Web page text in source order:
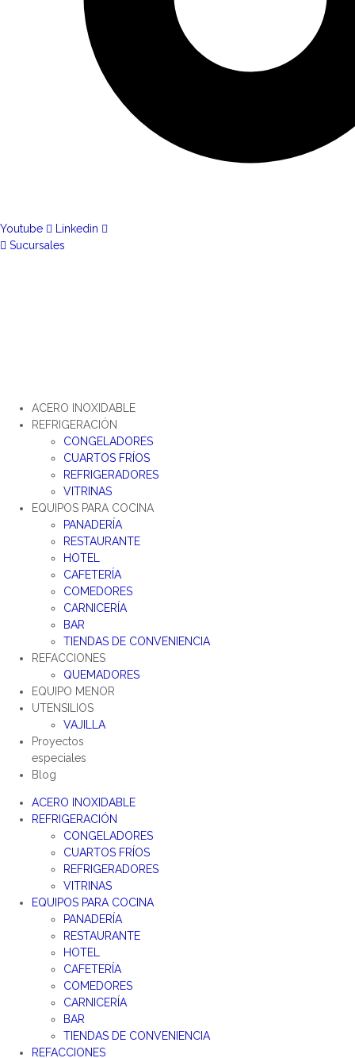
Youtube
Linkedin
Sucursales
ACERO INOXIDABLE
REFRIGERACIÓN
CONGELADORES
CUARTOS FRÍOS
REFRIGERADORES
VITRINAS
EQUIPOS PARA COCINA
PANADERÍA
RESTAURANTE
HOTEL
CAFETERÍA
COMEDORES
CARNICERÍA
BAR
TIENDAS DE CONVENIENCIA
REFACCIONES
QUEMADORES
EQUIPO MENOR
UTENSILIOS
VAJILLA
Proyectos
especiales
Blog
ACERO INOXIDABLE
REFRIGERACIÓN
CONGELADORES
CUARTOS FRÍOS
REFRIGERADORES
VITRINAS
EQUIPOS PARA COCINA
PANADERÍA
RESTAURANTE
HOTEL
CAFETERÍA
COMEDORES
CARNICERÍA
BAR
TIENDAS DE CONVENIENCIA
REFACCIONES